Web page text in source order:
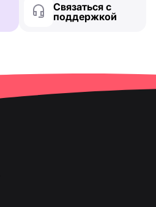
Связаться с
поддержкой